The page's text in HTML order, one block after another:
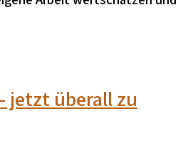
jetzt überall zu